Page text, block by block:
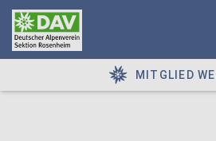
MITGLIED